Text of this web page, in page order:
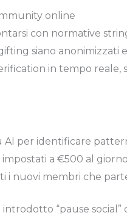
online
con normative
siano
in tempo
AI per identificare
a €500 al
i nuovi membri che
“pause